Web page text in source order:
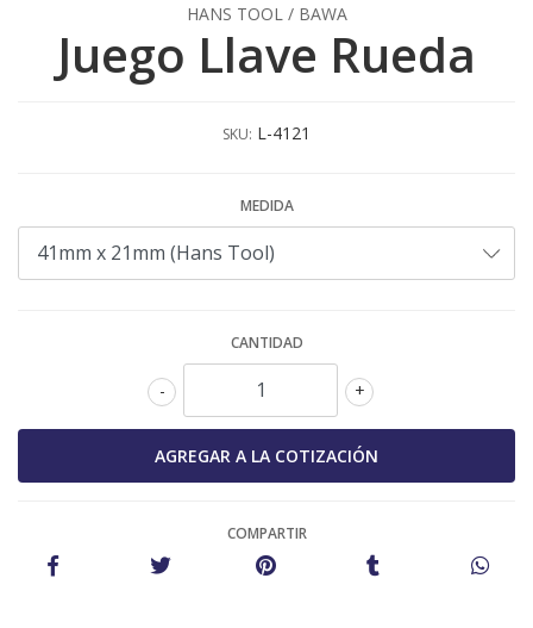
HANS TOOL / BAWA
Juego Llave Rueda
SKU: L-4121
MEDIDA
CANTIDAD
+
-
COMPARTIR